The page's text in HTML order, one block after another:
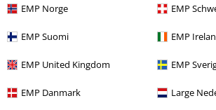
EMP Norge EMP
EMP Suomi EMP
EMP United Kingdom EMP
EMP Danmark Large
229.90 zł
Więcej kategorii. Więcej możliwości.
Wyprzedaż % Kobiety Sukienki